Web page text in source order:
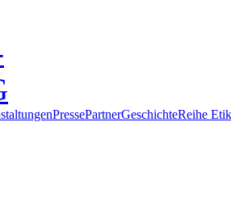
PressePartnerGeschichteReihe